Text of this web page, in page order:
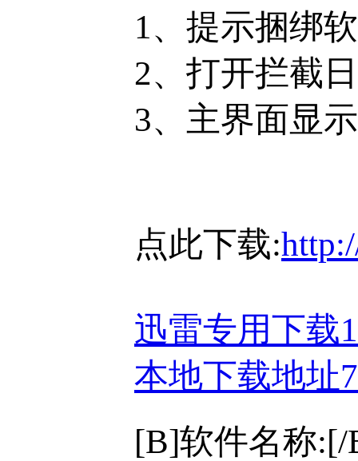
1、提示捆绑
2、打开拦截
3、主界面显
点此下载:
迅雷专用下载
本地下载地址
[B]软件名称:[/